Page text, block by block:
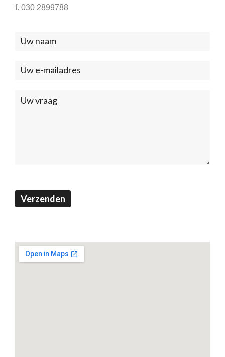
f. 030 2899788
Neem
met
ons
Verzenden